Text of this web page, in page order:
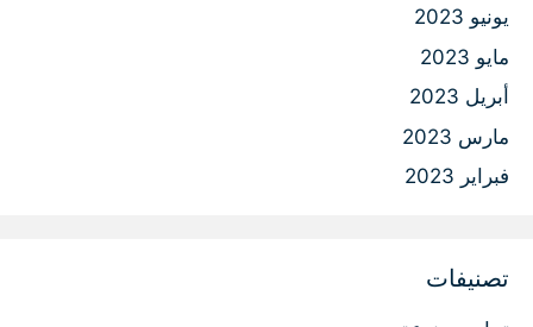
يونيو 2023
مايو 2023
أبريل 2023
مارس 2023
فبراير 2023
تصنيفات